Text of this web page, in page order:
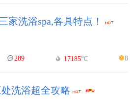
家洗浴spa,各具特点！
289 17185℃ 8
洗浴超全攻略